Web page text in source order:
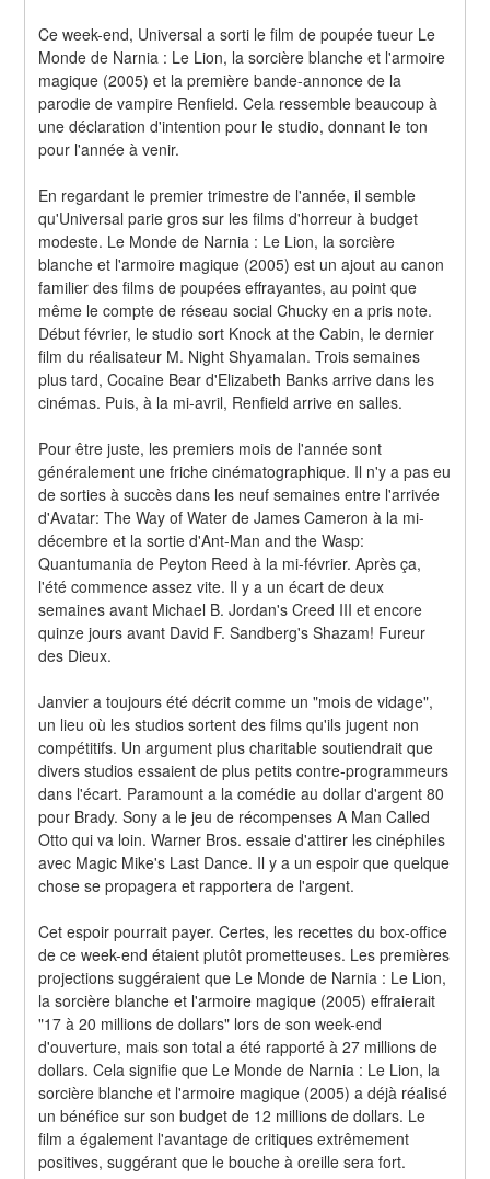
Ce week-end, Universal a sorti le film de poupée tueur Le
Monde de Narnia : Le Lion, la sorcière blanche et l'armoire
magique (2005) et la première bande-annonce de la
parodie de vampire Renfield. Cela ressemble beaucoup à
une déclaration d'intention pour le studio, donnant le ton
pour l'année à venir.
En regardant le premier trimestre de l'année, il semble
qu'Universal parie gros sur les films d'horreur à budget
modeste. Le Monde de Narnia : Le Lion, la sorcière
blanche et l'armoire magique (2005) est un ajout au canon
familier des films de poupées effrayantes, au point que
même le compte de réseau social Chucky en a pris note.
Début février, le studio sort Knock at the Cabin, le dernier
film du réalisateur M. Night Shyamalan. Trois semaines
plus tard, Cocaine Bear d'Elizabeth Banks arrive dans les
cinémas. Puis, à la mi-avril, Renfield arrive en salles.
Pour être juste, les premiers mois de l'année sont
généralement une friche cinématographique. Il n'y a pas eu
de sorties à succès dans les neuf semaines entre l'arrivée
d'Avatar: The Way of Water de James Cameron à la mi-
décembre et la sortie d'Ant-Man and the Wasp:
Quantumania de Peyton Reed à la mi-février. Après ça,
l'été commence assez vite. Il y a un écart de deux
semaines avant Michael B. Jordan's Creed III et encore
quinze jours avant David F. Sandberg's Shazam! Fureur
des Dieux.
Janvier a toujours été décrit comme un "mois de vidage",
un lieu où les studios sortent des films qu'ils jugent non
compétitifs. Un argument plus charitable soutiendrait que
divers studios essaient de plus petits contre-programmeurs
dans l'écart. Paramount a la comédie au dollar d'argent 80
pour Brady. Sony a le jeu de récompenses A Man Called
Otto qui va loin. Warner Bros. essaie d'attirer les cinéphiles
avec Magic Mike's Last Dance. Il y a un espoir que quelque
chose se propagera et rapportera de l'argent.
Cet espoir pourrait payer. Certes, les recettes du box-office
de ce week-end étaient plutôt prometteuses. Les premières
projections suggéraient que Le Monde de Narnia : Le Lion,
la sorcière blanche et l'armoire magique (2005) effraierait
"17 à 20 millions de dollars" lors de son week-end
d'ouverture, mais son total a été rapporté à 27 millions de
dollars. Cela signifie que Le Monde de Narnia : Le Lion, la
sorcière blanche et l'armoire magique (2005) a déjà réalisé
un bénéfice sur son budget de 12 millions de dollars. Le
film a également l'avantage de critiques extrêmement
positives, suggérant que le bouche à oreille sera fort.